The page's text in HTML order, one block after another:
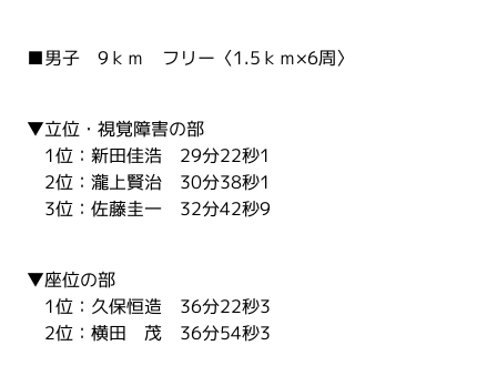
■男子 9ｋｍ フリー〈1.5ｋｍ×6周〉
▼立位・視覚障害の部
1位：新田佳浩 29分22秒1
2位：瀧上賢治 30分38秒1
3位：佐藤圭一 32分42秒9
▼座位の部
1位：久保恒造 36分22秒3
2位：横田 茂 36分54秒3